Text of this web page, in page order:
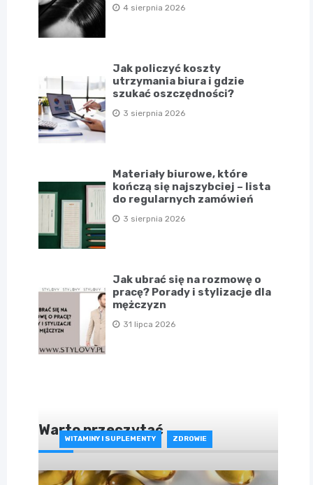
4 sierpnia 2026
Jak policzyć koszty
utrzymania biura i gdzie
szukać oszczędności?
3 sierpnia 2026
Materiały biurowe, które
kończą się najszybciej – lista
do regularnych zamówień
3 sierpnia 2026
Jak ubrać się na rozmowę o
pracę? Porady i stylizacje dla
mężczyzn
31 lipca 2026
Warto przeczytać
WITAMINY I SUPLEMENTY ZDROWIE